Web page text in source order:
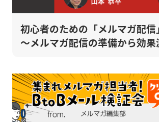
初心者のための「メルマガ配信
～メルマガ配信の準備から効果